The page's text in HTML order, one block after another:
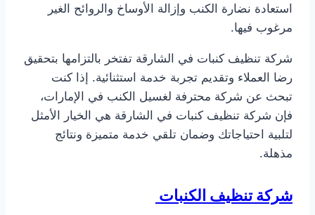
استعادة نضارة الكنب وإزالة الأوساخ والروائح الغير
مرغوب فيها.
شركة تنظيف كنبات في الشارقة تفتخر بالتزامها بتحقيق
رضا العملاء وتقديم تجربة خدمة استثنائية. إذا كنت
تبحث عن شركة محترفة لغسيل الكنب في الإمارات،
فإن شركة تنظيف كنبات في الشارقة هي الخيار الأمثل
لتلبية احتياجاتك وضمان تلقي خدمة متميزة ونتائج
مذهلة.
شركة تنظيف الكنبات